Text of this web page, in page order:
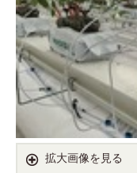
拡大画像を見る